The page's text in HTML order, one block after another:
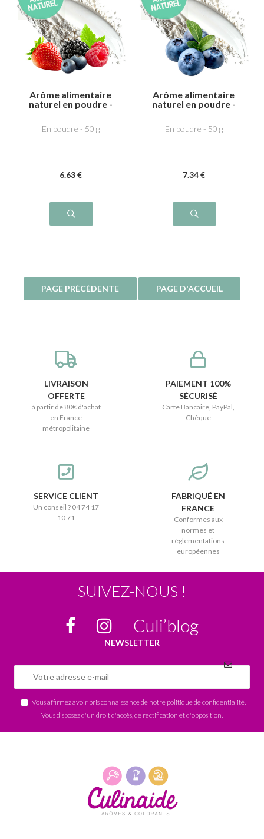
Arôme alimentaire
naturel en poudre -
En poudre - 50 g
6.63 €
Arôme alimentaire
naturel en poudre -
En poudre - 50 g
7.34 €
LIVRAISON
OFFERTE
à partir de 80€ d'achat
en France
métropolitaine
PAIEMENT 100%
SÉCURISÉ
Carte Bancaire, PayPal,
Chèque
SERVICE CLIENT
Un conseil ? 04 74 17
10 71
FABRIQUÉ EN
FRANCE
Conformes aux
normes et
réglementations
européennes
SUIVEZ-NOUS !
Culi’blog
NEWSLETTER
Vous affirmez avoir pris connaissance de notre politique de confidentialité
Vous disposez d'un droit d'accès, de rectification et d'opposition.